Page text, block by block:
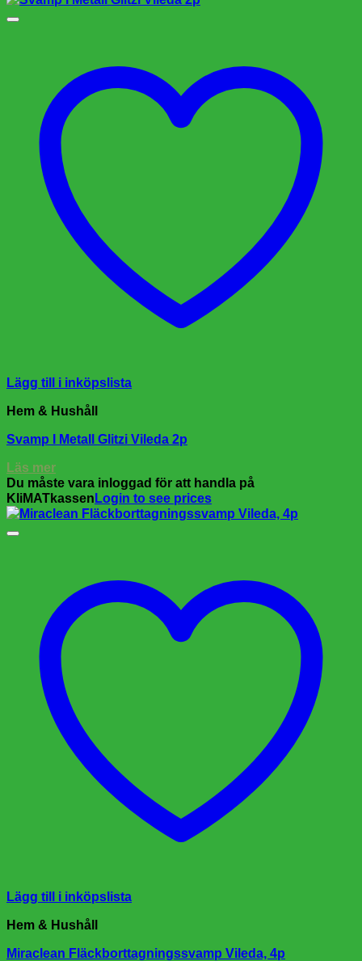
Lägg till i inköpslista
Hem & Hushåll
Svamp I Metall Glitzi Vileda 2p
Läs mer
Du måste vara inloggad för att handla på
KliMATkassen Login to see prices
Lägg till i inköpslista
Hem & Hushåll
Miraclean Fläckborttagningssvamp Vileda, 4p